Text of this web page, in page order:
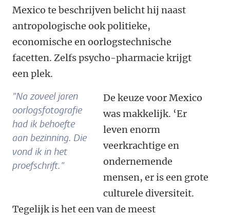
Mexico te beschrijven belicht hij naast
antropologische ook politieke,
economische en oorlogstechnische
facetten. Zelfs psycho-pharmacie krijgt
een plek.
"Na zoveel jaren
oorlogsfotografie
had ik behoefte
aan bezinning. Die
vond ik in het
proefschrift."
De keuze voor Mexico
was makkelijk. ‘Er
leven enorm
veerkrachtige en
ondernemende
mensen, er is een grote
culturele diversiteit.
Tegelijk is het een van de meest